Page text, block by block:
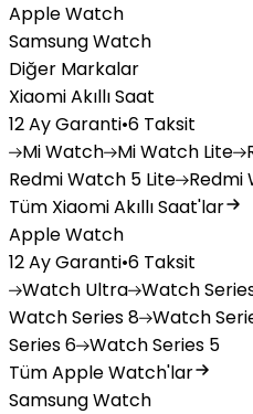
Apple Watch
Samsung Watch
Diğer Markalar
Xiaomi Akıllı Saat
12 Ay Garanti•6 Taksit
MiWatch MiWatch Lite
RedmiWatch 5 Lite Redmi
Tüm Xiaomi Akıllı Saat'lar
Apple Watch
12 Ay Garanti•6 Taksit
Watch Ultra Watch
WatchSeries 8 Watch
Series 6 WatchSeries 5
Tüm Apple Watch'lar
Samsung Watch